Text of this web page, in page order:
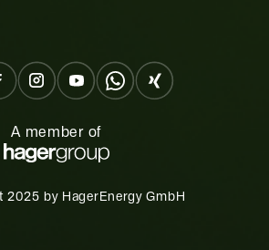
A member of
by HagerEnergy GmbH